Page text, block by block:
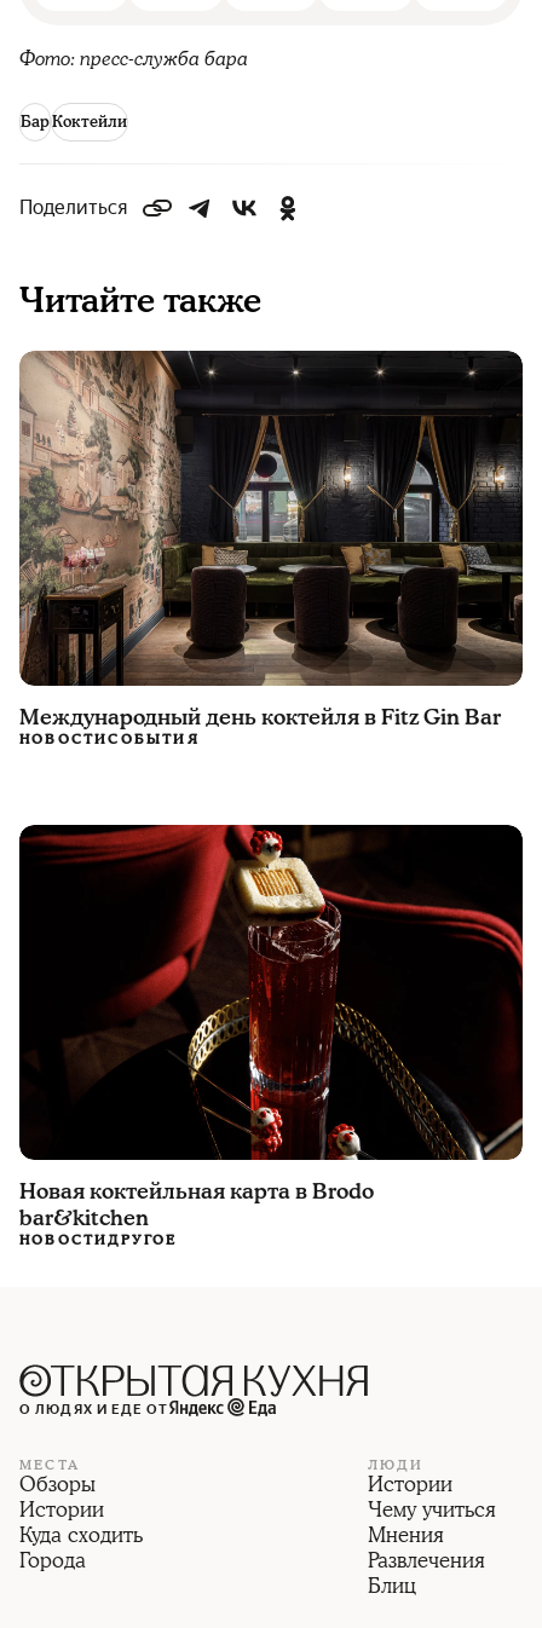
Фото: пресс-служба бара
БарКоктейли
Поделиться
Читайте также
Международный день коктейля в Fitz Gin Bar
НОВОСТИСОБЫТИЯ
Новая коктейльная карта в Brodo
bar&kitchen
НОВОСТИДРУГОЕ
О ЛЮДЯХ И ЕДЕ ОТ
МЕСТА
Обзоры
Истории
Куда сходить
Города
ЛЮДИ
Истории
Чему учиться
Мнения
Развлечения
Блиц